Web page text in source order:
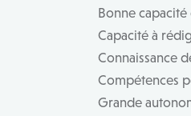
Bonne
Capacité à
Connaissance
Compétences
Grande